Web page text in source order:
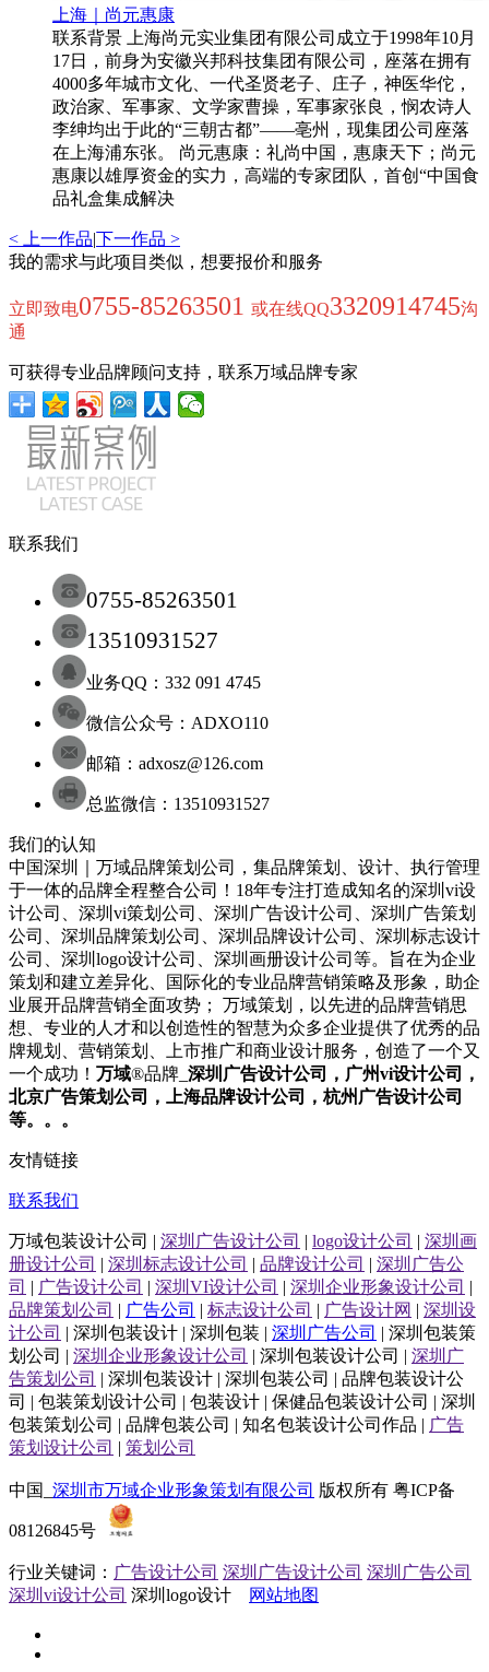
上海｜尚元惠康
联系背景 上海尚元实业集团有限公司成立于1998年10月
17日，前身为安徽兴邦科技集团有限公司，座落在拥有
4000多年城市文化、一代圣贤老子、庄子，神医华佗，
政治家、军事家、文学家曹操，军事家张良，悯农诗人
李绅均出于此的“三朝古都”——亳州，现集团公司座落
在上海浦东张。 尚元惠康：礼尚中国，惠康天下；尚元
惠康以雄厚资金的实力，高端的专家团队，首创“中国食
品礼盒集成解决
< 上一作品|下一作品 >
我的需求与此项目类似，想要报价和服务
立即致电0755-85263501 或在线QQ3320914745沟
通
可获得专业品牌顾问支持，联系万域品牌专家
联系我们
0755-85263501
13510931527
业务QQ：332 091 4745
微信公众号：ADXO110
邮箱：adxosz@126.com
总监微信：13510931527
我们的认知
中国深圳｜万域品牌策划公司，集品牌策划、设计、执行管理
于一体的品牌全程整合公司！18年专注打造成知名的深圳 vi设
计公司 深圳 vi策划 公司 深圳 广告设计公司 深圳 广告策划
公司
深圳 品牌策划 公司 深圳 品牌设计公司 深圳 标志设计
公司
深圳 logo设计公司 深圳 画册设计公司 等。旨在为企业
策划和建立差异化、国际化的专业品牌营销策略及形象，助企
业展开品牌营销全面攻势； 万域策划，以先进的品牌营销思
想、专业的人才和以创造性的智慧为众多企业提供了优秀的品
牌规划、营销策划、上市推广和商业设计服务， 创造了一个又
一个成功！ 万域®品牌_ 深圳 广告设计公司 ，广州vi设计公司
，
北京广告策划公司 ，上海品牌设计公司 ，杭州 广告设计公司
等。。。
友情链接
联系我们
万域包装设计公司 | 深圳广告设计公司 | logo设计公司 | 深圳画
册设计公司 | 深圳标志设计公司 | 品牌设计公司 | 深圳广告公
司 | 广告设计公司 | 深圳VI设计公司 | 深圳企业形象设计公司 |
品牌策划公司 | 广告公司 | 标志设计公司 | 广告设计网 | 深圳设
计公司 | 深圳包装设计 | 深圳包装 | 深圳广告公司 | 深圳包装策
划公司 | 深圳企业形象设计公司 | 深圳包装设计公司 | 深圳广
告策划公司 | 深圳包装设计 | 深圳包装公司 | 品牌包装设计公
司 | 包装策划设计公司 | 包装设计 | 保健品包装设计公司 | 深圳
包装策划公司 | 品牌包装公司 | 知名包装设计公司作品 | 广告
策划设计公司 | 策划公司
中国_ 深圳市万域企业形象策划有限公司 版权所有 粤ICP备
08126845号
行业关键词： 广告设计公司 深圳广告设计公司 深圳广告公司
深圳vi设计公司 深圳logo设计 网站地图